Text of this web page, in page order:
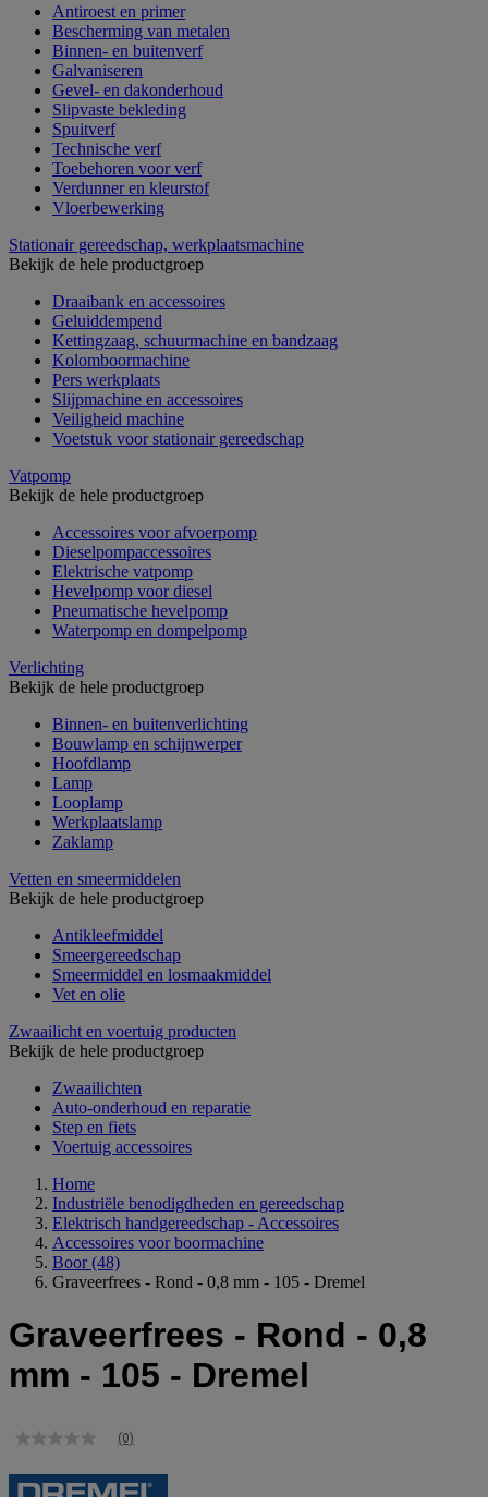
Antiroest en primer
Bescherming van metalen
Binnen- en buitenverf
Galvaniseren
Gevel- en dakonderhoud
Slipvaste bekleding
Spuitverf
Technische verf
Toebehoren voor verf
Verdunner en kleurstof
Vloerbewerking
Stationair gereedschap, werkplaatsmachine
Bekijk de hele productgroep
Draaibank en accessoires
Geluiddempend
Kettingzaag, schuurmachine en bandzaag
Kolomboormachine
Pers werkplaats
Slijpmachine en accessoires
Veiligheid machine
Voetstuk voor stationair gereedschap
Vatpomp
Bekijk de hele productgroep
Accessoires voor afvoerpomp
Dieselpompaccessoires
Elektrische vatpomp
Hevelpomp voor diesel
Pneumatische hevelpomp
Waterpomp en dompelpomp
Verlichting
Bekijk de hele productgroep
Binnen- en buitenverlichting
Bouwlamp en schijnwerper
Hoofdlamp
Lamp
Looplamp
Werkplaatslamp
Zaklamp
Vetten en smeermiddelen
Bekijk de hele productgroep
Antikleefmiddel
Smeergereedschap
Smeermiddel en losmaakmiddel
Vet en olie
Zwaailicht en voertuig producten
Bekijk de hele productgroep
Zwaailichten
Auto-onderhoud en reparatie
Step en fiets
Voertuig accessoires
Home
Industriële benodigdheden en gereedschap
Elektrisch handgereedschap - Accessoires
Accessoires voor boormachine
Boor (48)
Graveerfrees - Rond - 0,8 mm - 105 - Dremel
Graveerfrees - Rond - 0,8
mm - 105 - Dremel
Geen
Dezelfde
(0)